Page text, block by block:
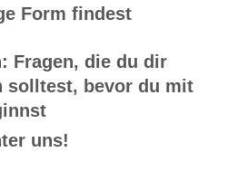
Form findest
Fragen, die du dir
solltest, bevor du mit
uns!